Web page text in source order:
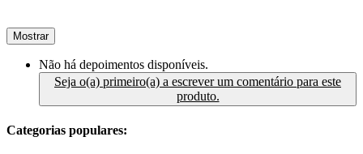
Mostrar
Não há depoimentos disponíveis.
Seja o(a) primeiro(a) a escrever um comentário para este
produto.
Categorias populares: